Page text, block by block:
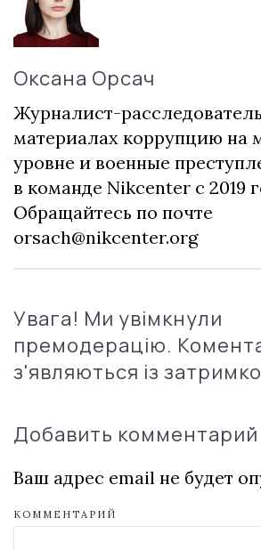
Оксана Орсач
Журналист-
материалах коррупцию на
уровне и военные
в команде Nikcenter с 2019
Обращайтесь по почте
orsach@nikcenter.org
Увага! Ми увімкнули
премодерацію.
з'являються із
Добавить комментарий
Ваш адрес email не будет
КОММЕНТАРИЙ